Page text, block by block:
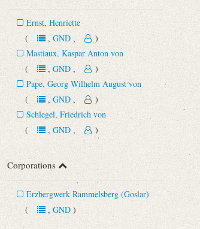
Ernst, Henriette
(, GND, )
Mastiaux, Kaspar Anton von
(, GND, )
Pape, Georg Wilhelm August von
(, GND, )
Schlegel, Friedrich von
(, GND, )
Corporations
Erzbergwerk Rammelsberg (Goslar)
(, GND)